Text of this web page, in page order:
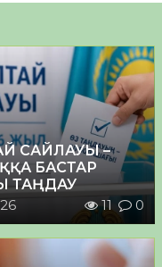
САЙЛАУЫ –
БАСТАР
ТАҢДАУ
11 0